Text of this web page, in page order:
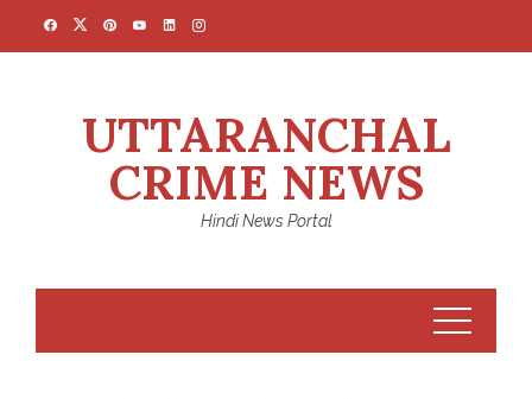
UTTARANCHAL
CRIME NEWS
Hindi News Portal